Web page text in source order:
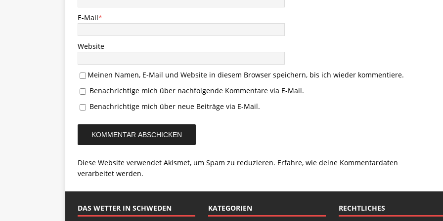
E-Mail*
Website
Meinen Namen, E-Mail und Website in diesem Browser speichern, bis ich wieder kommentiere.
Benachrichtige mich über nachfolgende Kommentare via E-Mail.
Benachrichtige mich über neue Beiträge via E-Mail.
Diese Website verwendet Akismet, um Spam zu reduzieren. Erfahre, wie deine Kommentardaten
verarbeitet werden.
DAS WETTER IN SCHWEDEN KATEGORIEN RECHTLICHES